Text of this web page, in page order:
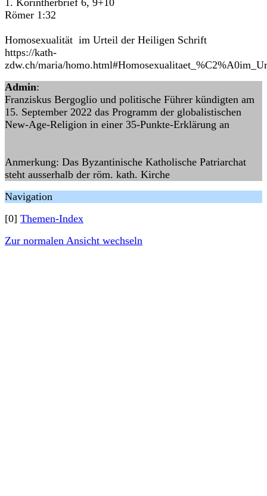
1. Korintherbrief 6, 9+10
Römer 1:32
Homosexualität im Urteil der Heiligen Schrift
https://kath-
zdw.ch/maria/
Admin:
Franziskus Bergoglio und politische Führer kündigten am
15. September 2022 das Programm der globalistischen
New-Age-Religion in einer 35-Punkte-Erklärung an
Anmerkung: Das Byzantinische Katholische Patriarchat
steht ausserhalb der röm. kath. Kirche
Navigation
[0] Themen-Index
Zur normalen Ansicht wechseln